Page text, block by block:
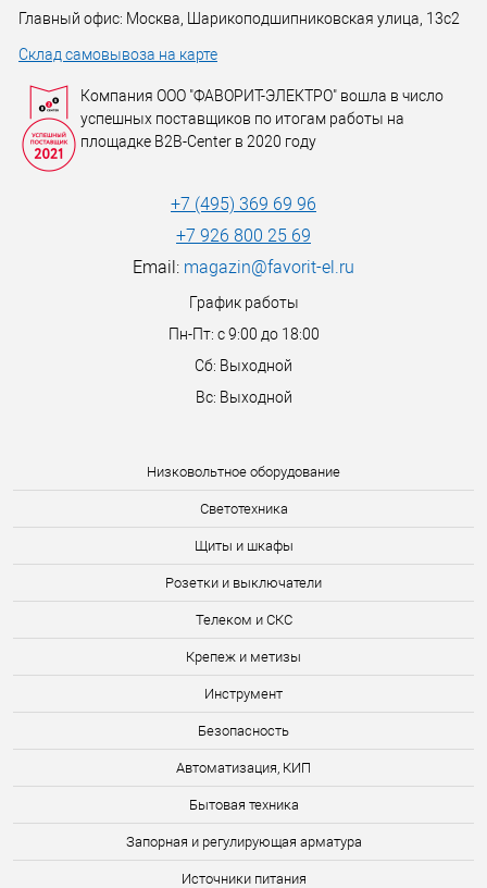
Низковольтное оборудование
Светотехника
Щиты и шкафы
Розетки и выключатели
Телеком и СКС
Крепеж и метизы
Инструмент
Безопасность
Автоматизация, КИП
Бытовая техника
Запорная и регулирующая арматура
Источники питания
Главный офис: Москва, Шарикоподшипниковская улица, 13с2
Склад самовывоза на карте
Компания ООО "ФАВОРИТ-ЭЛЕКТРО" вошла в число
успешных поставщиков по итогам работы на
площадке B2B-Center в 2020 году
+7 (495) 369 69 96
+7 926 800 25 69
Email: magazin@favorit-el.ru
График работы
Пн-Пт: с 9:00 до 18:00
Сб: Выходной
Вс: Выходной